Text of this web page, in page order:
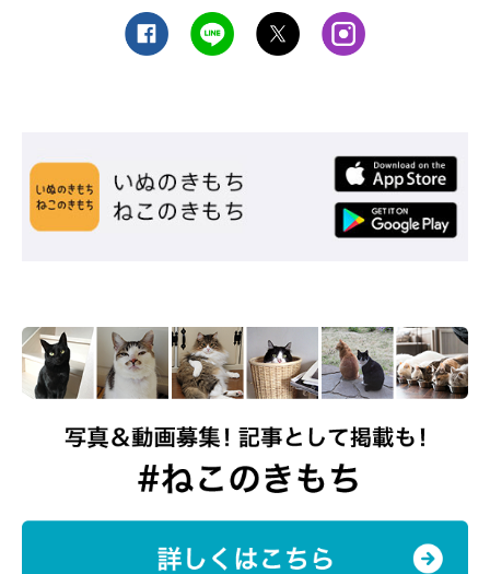
「あとでオヤツはずめよ」絶妙な表情でカメラ
を見つめる猫、その理由にクスッとくる
Twitterユーザー@yopich_さんが、​​「『あとでオヤツはずめよ。』
※この記事は投稿者さまにご了承をいただいたうえで制作してい
ます。
取材・文／二宮ねこむ